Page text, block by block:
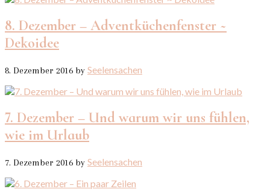
8. Dezember – Adventküchenfenster ~
Dekoidee
8. Dezember 2016 by Seelensachen
7. Dezember – Und warum wir uns fühlen,
wie im Urlaub
7. Dezember 2016 by Seelensachen